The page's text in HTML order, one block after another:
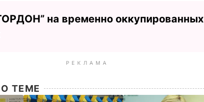
на временно оккупированных
РЕКЛАМА
ТЕМЕ